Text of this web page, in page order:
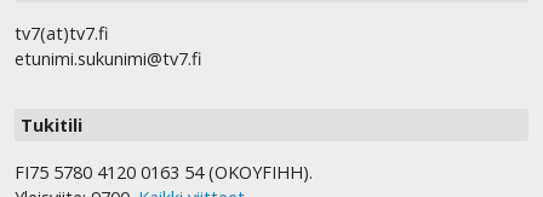
tv7(at)tv7.fi
etunimi.sukunimi@tv7.fi
Tukitili
FI75 5780 4120 0163 54 (OKOYFIHH).